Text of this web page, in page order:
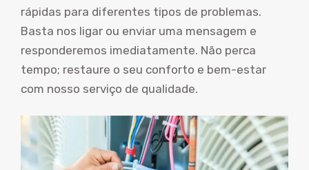
rápidas para diferentes tipos de problemas.
Basta nos ligar ou enviar uma mensagem e
responderemos imediatamente. Não perca
tempo; restaure o seu conforto e bem-estar
com nosso serviço de qualidade.